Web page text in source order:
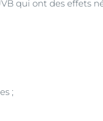
qui ont des effets
;